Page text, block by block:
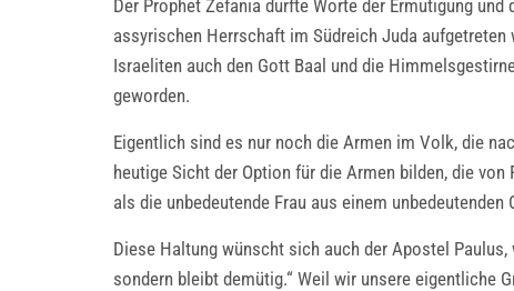
Der Prophet Zefania durfte Worte der Ermutigung
assyrischen Herrschaft im Südreich Juda
Israeliten auch den Gott Baal und die
geworden.
Eigentlich sind es nur noch die Armen im Volk, die
heutige Sicht der Option für die Armen bilden, die
als die unbedeutende Frau aus einem
Diese Haltung wünscht sich auch der Apostel
sondern bleibt demütig.“ Weil wir unsere eigentliche